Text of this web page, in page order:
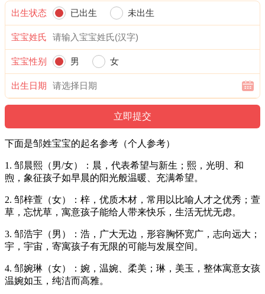
出生状态 已出生 未出生
宝宝姓氏
宝宝性别 男 女
出生日期
下面是邹姓宝宝的起名参考（个人参考）
1. 邹晨熙（男/女）：晨，代表希望与新生；熙，光明、和
煦，象征孩子如早晨的阳光般温暖、充满希望。
2. 邹梓萱（女）：梓，优质木材，常用以比喻人才之优秀；萱
草，忘忧草，寓意孩子能给人带来快乐，生活无忧无虑。
3. 邹浩宇（男）：浩，广大无边，形容胸怀宽广，志向远大；
宇，宇宙，寄寓孩子有无限的可能与发展空间。
4. 邹婉琳（女）：婉，温婉、柔美；琳，美玉，整体寓意女孩
温婉如玉，纯洁而高雅。